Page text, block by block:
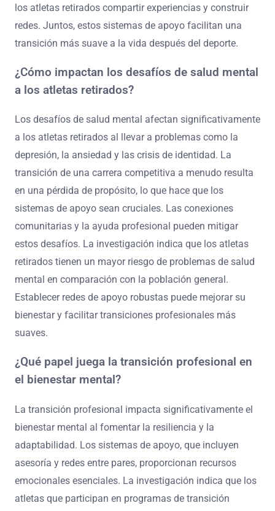
los atletas retirados compartir experiencias y construir
redes. Juntos, estos sistemas de apoyo facilitan una
transición más suave a la vida después del deporte.
¿Cómo impactan los desafíos de salud mental
a los atletas retirados?
Los desafíos de salud mental afectan significativamente
a los atletas retirados al llevar a problemas como la
depresión, la ansiedad y las crisis de identidad. La
transición de una carrera competitiva a menudo resulta
en una pérdida de propósito, lo que hace que los
sistemas de apoyo sean cruciales. Las conexiones
comunitarias y la ayuda profesional pueden mitigar
estos desafíos. La investigación indica que los atletas
retirados tienen un mayor riesgo de problemas de salud
mental en comparación con la población general.
Establecer redes de apoyo robustas puede mejorar su
bienestar y facilitar transiciones profesionales más
suaves.
¿Qué papel juega la transición profesional en
el bienestar mental?
La transición profesional impacta significativamente el
bienestar mental al fomentar la resiliencia y la
adaptabilidad. Los sistemas de apoyo, que incluyen
asesoría y redes entre pares, proporcionan recursos
emocionales esenciales. La investigación indica que los
atletas que participan en programas de transición